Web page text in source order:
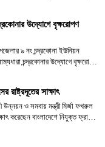
উদ্যোগে বৃক্ষরোপণ
৯ নং চন্দ্রকোনা ইউনিয়ন
চন্দ্রকোনার উদ্যোগে বৃক্ষরোপণ
রাষ্ট্রদূতের সাক্ষাৎ
ও সমবায় মন্ত্রী মির্জা ফখরুল
করেছেন বাংলাদেশে নিযুক্ত ফ্রান্সের